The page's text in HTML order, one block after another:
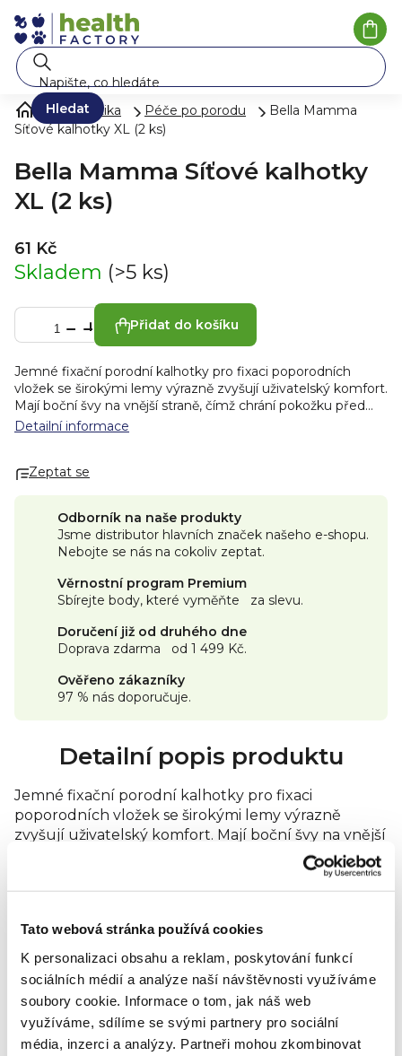
Tato webová stránka používá cookies
K personalizaci obsahu a reklam, poskytování funkcí
sociálních médií a analýze naší návštěvnosti využíváme
soubory cookie. Informace o tom, jak náš web
využíváme, sdílíme se svými partnery pro sociální
média, inzerci a analýzy. Partneři mohou zkombinovat
na
obsah
Hledat
Kosmetika Péče po porodu
Bella Mamma
Síťové kalhotky XL (2 ks)
Bella Mamma Síťové kalhotky
XL (2 ks)
61 Kč
Skladem (>5 ks)
Přidat do košíku
Jemné fixační porodní kalhotky pro fixaci poporodních
vložek se širokými lemy výrazně zvyšují uživatelský komfort.
Mají boční švy na vnější straně, čímž chrání pokožku před
vznikem podráždění. Výborně se přizpůsobí tvaru těla.
Detailní informace
Zeptat se
Odborník na naše produkty
Jsme distributor hlavních značek našeho e-shopu.
Nebojte se nás na cokoliv zeptat.
Věrnostní program Premium
Sbírejte body, které vyměňte za slevu.
Doručení již od druhého dne
Doprava zdarma od 1 499 Kč.
Ověřeno zákazníky
97 % nás doporučuje.
Detailní popis produktu
Jemné fixační porodní kalhotky pro fixaci
poporodních vložek se širokými lemy výrazně
zvyšují uživatelský komfort. Mají boční švy na vnější
straně, čímž chrání pokožku před vznikem
podráždění. Výborně se přizpůsobí tvaru těla.
Neškrtí a nezařezávají se.
Složení:Elastinová polyesterová příze.
Distributor:TZMO Czech Republic, s. r. o
Hodnocení produktu
Buďte první, kdo napíše příspěvek k této položce.